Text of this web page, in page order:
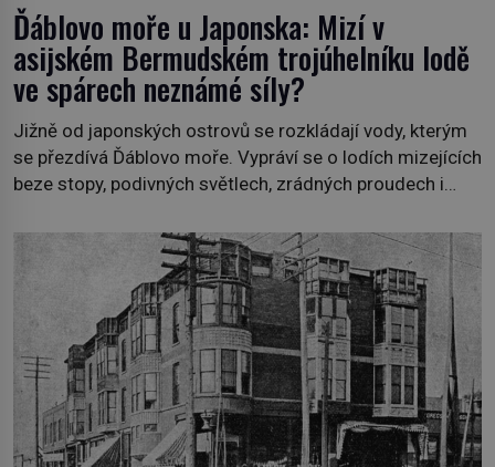
Ďáblovo moře u Japonska: Mizí v
asijském Bermudském trojúhelníku lodě
ve spárech neznámé síly?
Jižně od japonských ostrovů se rozkládají vody, kterým
se přezdívá Ďáblovo moře. Vypráví se o lodích mizejících
beze stopy, podivných světlech, zrádných proudech i
dávných legendách. Je tichomořský Dračí trojúhelník
skutečně prokletým místem, nebo se zde jen
nebezpečná příroda proměnila v jednu z
nejpůsobivějších námořních záhad? […]